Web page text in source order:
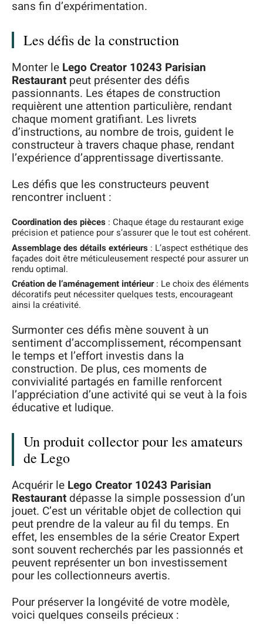
sans fin d’expérimentation.
Les défis de la construction
Monter le Lego Creator 10243 Parisian
Restaurant peut présenter des défis
passionnants. Les étapes de construction
requièrent une attention particulière, rendant
chaque moment gratifiant. Les livrets
d’instructions, au nombre de trois, guident le
constructeur à travers chaque phase, rendant
l’expérience d’apprentissage divertissante.
Les défis que les constructeurs peuvent
rencontrer incluent :
Coordination des pièces : Chaque étage du restaurant exige
précision et patience pour s’assurer que le tout est cohérent.
Assemblage des détails extérieurs : L’aspect esthétique des
façades doit être méticuleusement respecté pour assurer un
rendu optimal.
Création de l’aménagement intérieur: Le choix des éléments
décoratifs peut nécessiter quelques tests, encourageant
ainsi la créativité.
Surmonter ces défis mène souvent à un
sentiment d’accomplissement, récompensant
le temps et l’effort investis dans la
construction. De plus, ces moments de
convivialité partagés en famille renforcent
l’appréciation d’une activité qui se veut à la fois
éducative et ludique.
Un produit collector pour les amateurs
de Lego
Acquérir le Lego Creator 10243 Parisian
Restaurant dépasse la simple possession d’un
jouet. C’est un véritable objet de collection qui
peut prendre de la valeur au fil du temps. En
effet, les ensembles de la série Creator Expert
sont souvent recherchés par les passionnés et
peuvent représenter un bon investissement
pour les collectionneurs avertis.
Pour préserver la longévité de votre modèle,
voici quelques conseils précieux :